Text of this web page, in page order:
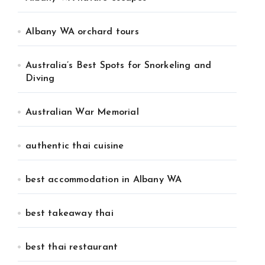
Albany WA orchard tours
Australia’s Best Spots for Snorkeling and
Diving
Australian War Memorial
authentic thai cuisine
best accommodation in Albany WA
best takeaway thai
best thai restaurant